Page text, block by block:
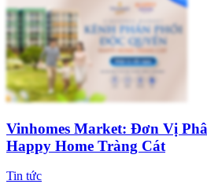
Vinhomes Market: Đơn Vị
Happy Home Tràng Cát
Tin tức